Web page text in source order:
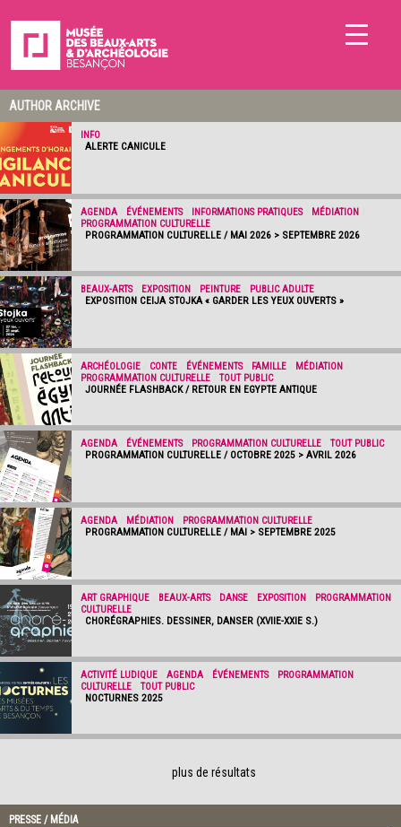
AUTHOR ARCHIVE
INFO
ALERTE CANICULE
AGENDA ÉVÉNEMENTS/ INFORMATIONS PRATIQUES/ MÉDIATION
PROGRAMMATION CULTURELLE
PROGRAMMATION CULTURELLE / MAI 2026 > SEPTEMBRE 2026
BEAUX-ARTS/ EXPOSITION PEINTURE PUBLIC ADULTE
EXPOSITION CEIJA STOJKA « GARDER LES YEUX OUVERTS »
ARCHÉOLOGIE CONTE ÉVÉNEMENTS/ FAMILLE MÉDIATION
PROGRAMMATION CULTURELLE
TOUT PUBLIC
JOURNÉE FLASHBACK / RETOUR EN EGYPTE ANTIQUE
AGENDA ÉVÉNEMENTS/ PROGRAMMATION CULTURELLE TOUT PUBLIC
PROGRAMMATION CULTURELLE / OCTOBRE 2025 > AVRIL 2026
AGENDA MÉDIATION PROGRAMMATION CULTURELLE
PROGRAMMATION CULTURELLE / MAI > SEPTEMBRE 2025
ART GRAPHIQUE BEAUX-ARTS/ DANSE EXPOSITION
PROGRAMMATION
CULTURELLE
CHORÉGRAPHIES. DESSINER, DANSER (XVIIE-XXIE S.)
ACTIVITÉ LUDIQUE AGENDA ÉVÉNEMENTS/ PROGRAMMATION
CULTURELLE
TOUT PUBLIC
NOCTURNES 2025
plus de résultats
PRESSE / MÉDIA